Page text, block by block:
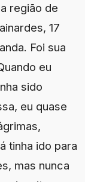
região de
17
Foi sua
eu
sido
eu quase
tinha ido para
mas nunca